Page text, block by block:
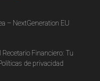
– NextGeneration EU
Financiero: Tu
de privacidad